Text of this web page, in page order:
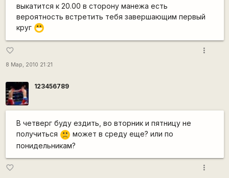
выкатится к 20.00 в сторону манежа есть
вероятность встретить тебя завершающим первый
круг :D
favorite_border
8 Мар, 2010 21:21
more_vert
123456789
В четверг буду ездить, во вторник и пятницу не
получиться :'( может в среду еще? или по
понидельникам?
favorite_border more_vert